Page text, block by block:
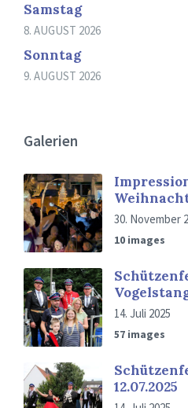
Samstag
8. AUGUST 2026
Sonntag
9. AUGUST 2026
Galerien
30. November
10 images
14. Juli 2025
57 images
12.07.2025